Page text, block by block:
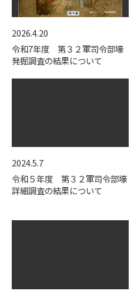
2026.4.20
令和7年度 第３２軍司令部壕
発掘調査の結果について
2024.5.7
令和５年度 第３２軍司令部壕
詳細調査の結果について